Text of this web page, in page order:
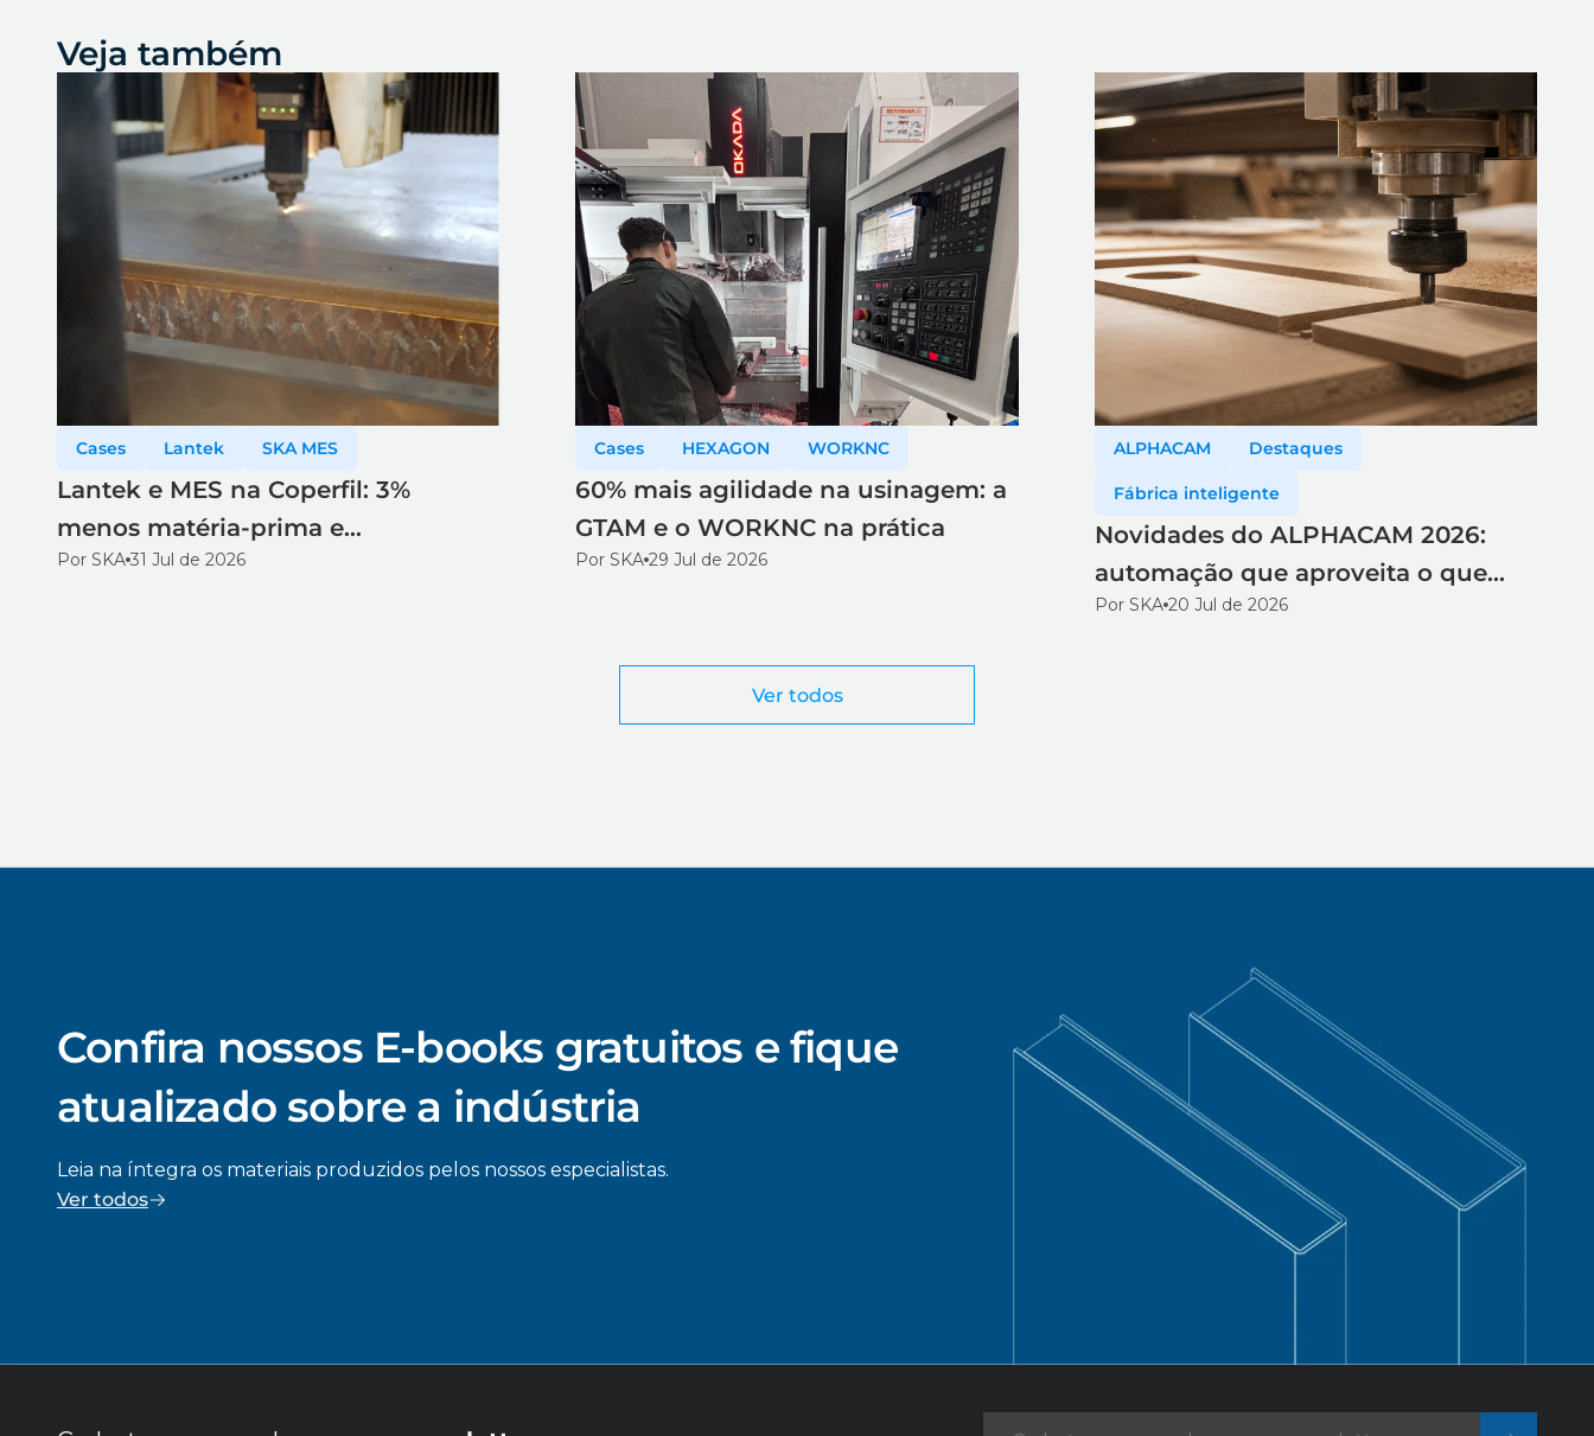
Veja também
Ver todos
Cases Lantek SKA MES
Lantek e MES na Coperfil: 3%
menos matéria-prima e
rastreabilidade total no corte a laser
Por SKA 31 Jul de 2026
Cases HEXAGON WORKNC
60% mais agilidade na usinagem: a
GTAM e o WORKNC na prática
Por SKA 29 Jul de 2026
ALPHACAM Destaques
Fábrica inteligente
Novidades do ALPHACAM 2026:
automação que aproveita o que
você já tem
Por SKA 20 Jul de 2026
Confira nossos E-books gratuitos e fique
atualizado sobre a indústria
Leia na íntegra os materiais produzidos pelos nossos especialistas.
Ver todos